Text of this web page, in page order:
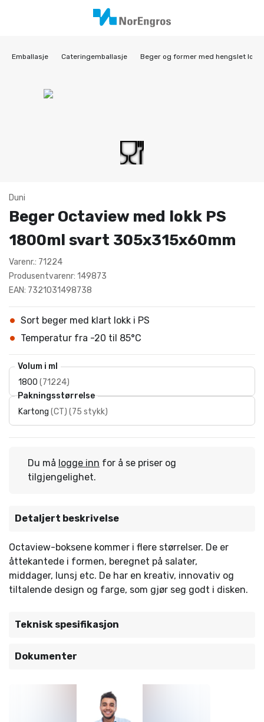
Emballasje Cateringemballasje Beger og former med hengslet lokk
Duni
Beger Octaview med lokk PS
1800ml svart 305x315x60mm
Varenr.: 71224
Produsentvarenr: 149873
EAN: 7321031498738
Sort beger med klart lokk i PS
Temperatur fra -20 til 85°C
Volum i ml
1800 (71224)
Pakningsstørrelse
Kartong (CT) (75 stykk)
Du må logge inn for å se priser og
tilgjengelighet.
Detaljert beskrivelse
Octaview-boksene kommer i flere størrelser. De er
åttekantede i formen, beregnet på salater,
middager, lunsj etc. De har en kreativ, innovativ og
tiltalende design og farge, som gjør seg godt i disken.
Teknisk spesifikasjon
Dokumenter